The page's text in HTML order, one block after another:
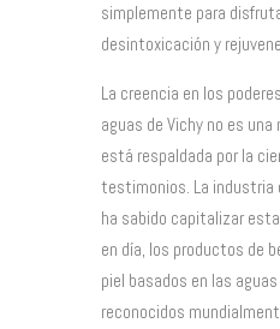
simplemente para
desintoxicación y
La creencia en los
aguas de Vichy no es
está respaldada por la
testimonios. La industria
ha sabido capitalizar
en día, los productos de
piel basados en las
reconocidos